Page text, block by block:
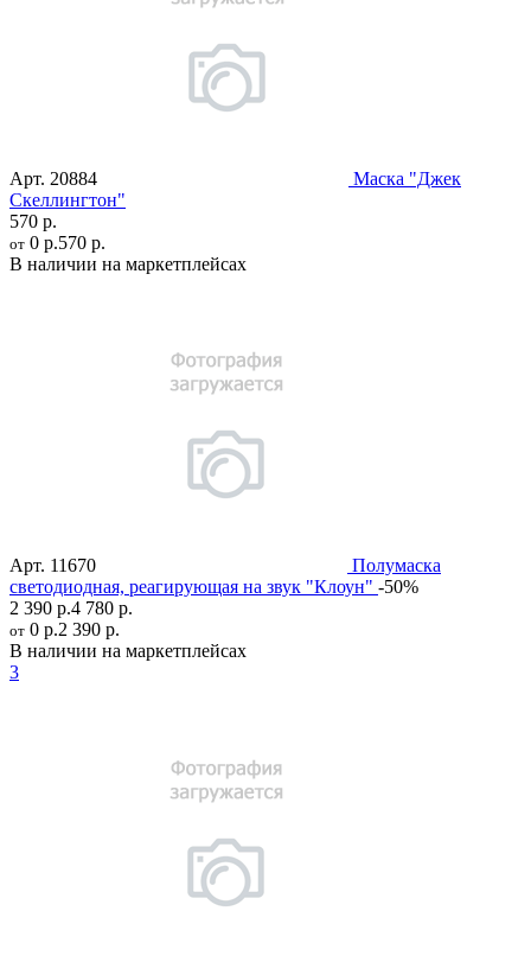
Арт. 20884
Маска "Джек
Скеллингтон"
570 р.
от 0 р.570 р.
В наличии на маркетплейсах
Арт. 11670
Полумаска
светодиодная, реагирующая на звук "Клоун" -50%
2 390 р.4 780 р.
от 0 р.2 390 р.
В наличии на маркетплейсах
3